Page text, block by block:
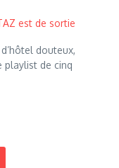
est de sortie
douteux,
playlist de cinq